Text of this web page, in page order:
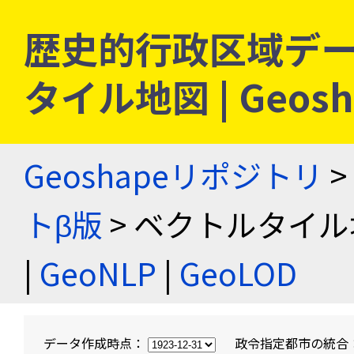
歴史的行政区域デ
タイル地図 |
Geoshapeリポジトリ >
トβ版 > ベクトルタイ
| GeoNLP | GeoLOD
データ作成時点： 政令指定都市の統